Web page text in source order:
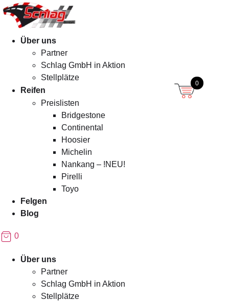
Menü Über uns
Partner
Schlag GmbH in Aktion
Stellplätze
Reifen
Preislisten
Bridgestone
Continental
Hoosier
Michelin
Nankang – !NEU!
Pirelli
Toyo
Felgen
Blog
0
Menü Über uns
Partner
Schlag GmbH in Aktion
Stellplätze
0